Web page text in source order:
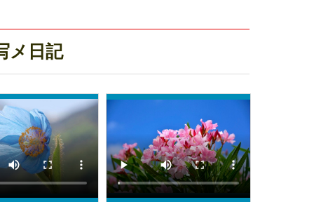
メ日記